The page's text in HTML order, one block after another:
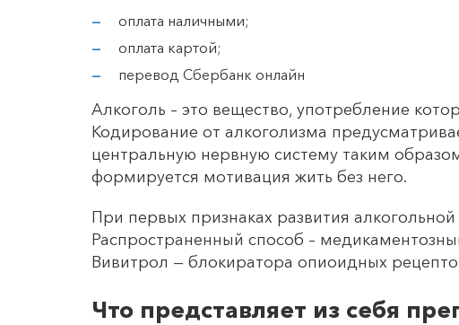
оплата наличными;
оплата картой;
перевод Сбербанк онлайн
Алкоголь – это вещество, употребление
Кодирование от алкоголизма
центральную нервную систему таким
формируется мотивация жить без него.
При первых признаках развития
Распространенный способ –
Вивитрол — блокиратора опиоидных
Что представляет из себя